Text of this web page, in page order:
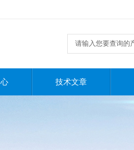
技术文章